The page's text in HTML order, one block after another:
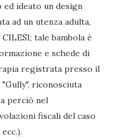
ed ideato un design
ad un utenza adulta,
tale bambola è
e schede di
registrata presso il
riconosciuta
perciò nel
fiscali del caso